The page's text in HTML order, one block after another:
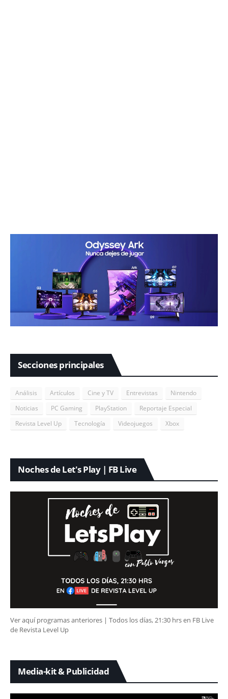
Secciones principales
Análisis Artículos Cine y TV Entrevistas
Nintendo
Noticias
PC Gaming PlayStation
Reportaje Especial
Revista Level Up
Tecnología Videojuegos Xbox
Noches de Let's Play | FB Live
Ver aquí programas anteriores | Todos los días, 21:30 hrs en FB Live
de Revista Level Up
Media-kit & Publicidad